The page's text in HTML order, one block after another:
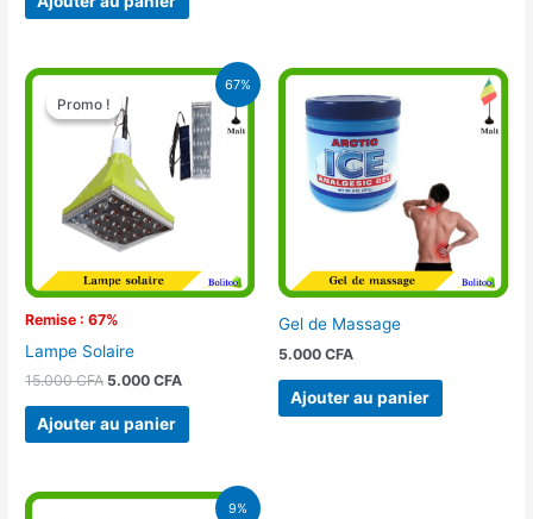
67%
Promo !
Remise : 67%
Promo !
Lampe Solaire
15.000CFA
Le
prix
initial
était :
15.000 CFA.
5.000CFA
Le
actuel
est :
5.000 CFA.
Ajouter au panier
Gel de Massage
5.000 CFA
Ajouter au panier
9%
Le
Le